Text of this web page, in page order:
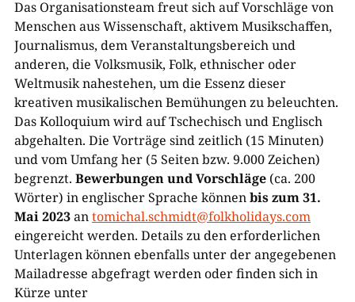
Das Organisationsteam freut sich auf Vorschläge von
Menschen aus Wissenschaft, aktivem Musikschaffen,
Journalismus, dem Veranstaltungsbereich und
anderen, die Volksmusik, Folk, ethnischer oder
Weltmusik nahestehen, um die Essenz dieser
kreativen musikalischen Bemühungen zu beleuchten.
Das Kolloquium wird auf Tschechisch und Englisch
abgehalten. Die Vorträge sind zeitlich (15 Minuten)
und vom Umfang her (5 Seiten bzw. 9.000 Zeichen)
begrenzt. Bewerbungen und Vorschläge(ca. 200
Wörter) in englischer Sprache könnenbis zum 31.
Mai 2023antomichal.schmidt@folkholidays.com
eingereicht werden. Details zu den erforderlichen
Unterlagen können ebenfalls unter der angegebenen
Mailadresse abgefragt werden oder finden sich in
Kürze unter